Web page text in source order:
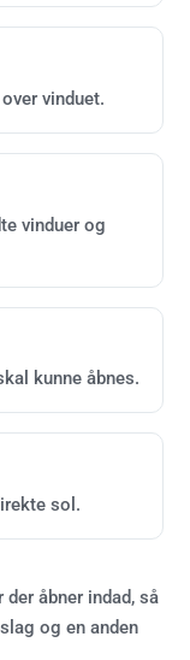
vinduet.
vinduer og
kunne åbnes.
sol.
der åbner indad, så
og en anden